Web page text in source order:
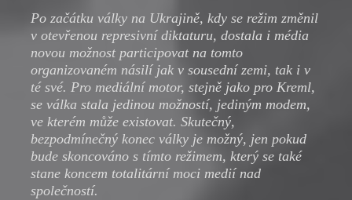
Po začátku války na Ukrajině, kdy se režim změnil
v otevřenou represivní diktaturu, dostala i média
novou možnost participovat na tomto
organizovaném násilí jak v sousední zemi, tak i v
té své. Pro mediální motor, stejně jako pro Kreml,
se válka stala jedinou možností, jediným modem,
ve kterém může existovat. Skutečný,
bezpodmínečný konec války je možný, jen pokud
bude skoncováno s tímto režimem, který se také
stane koncem totalitární moci medií nad
společností.